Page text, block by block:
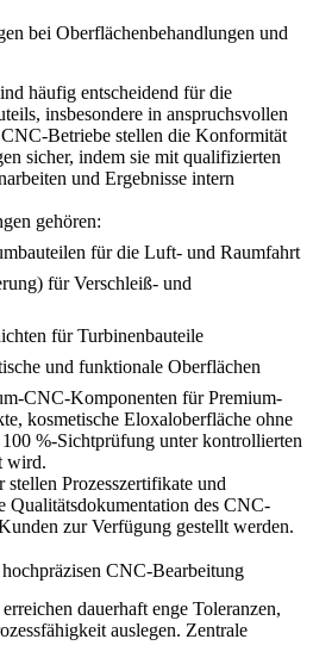
bei Oberflächenbehandlungen und
häufig entscheidend für die
insbesondere in anspruchsvollen
Betriebe stellen die Konformität
sicher, indem sie mit qualifizierten
und Ergebnisse intern
gehören:
für die Luft- und Raumfahrt
für Verschleiß- und
für Turbinenbauteile
und funktionale Oberflächen
CNC-Komponenten für Premium-
kosmetische Eloxaloberfläche ohne
%-Sichtprüfung unter kontrollierten
wird.
Prozesszertifikate und
Qualitätsdokumentation des CNC-
zur Verfügung gestellt werden.
CNC-Bearbeitung
dauerhaft enge Toleranzen,
auslegen. Zentrale